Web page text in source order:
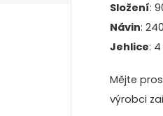
Složení:
Návin:
Jehlice:
Mějte
výrobci